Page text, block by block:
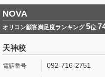
NOVA
オリコン顧客満足度ランキング5位
天神校
092-716-2751